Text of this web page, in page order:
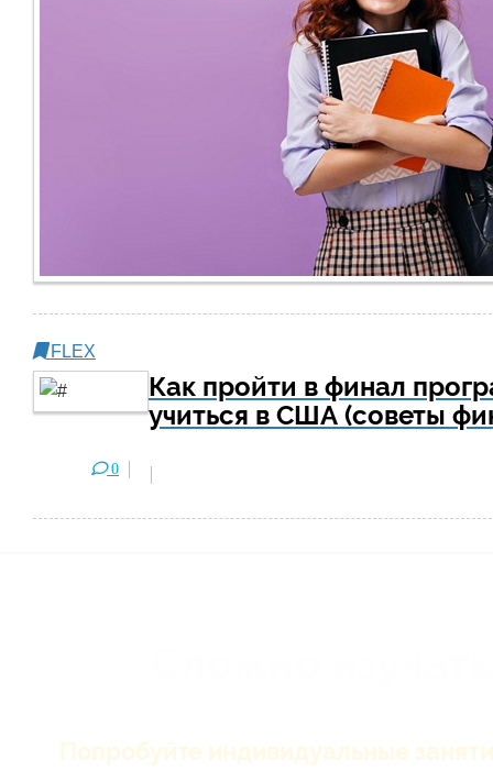
FLEX
Как пройти в финал
учиться в США (советы
0
Попробуйте индивидуальные